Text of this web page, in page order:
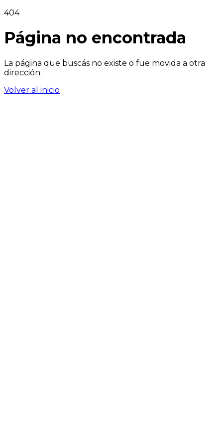
404
Página no encontrada
La página que buscás no existe o fue movida a otra
dirección.
Volver al inicio